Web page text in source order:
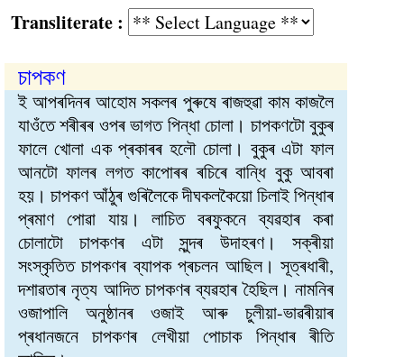
:
চাপকণ
ই আপৰদিনৰ আহোম সকলৰ পুৰুষে ৰাজহুৱা কাম কাজলৈ
যাওঁতে শৰীৰৰ ওপৰ ভাগত পিন্ধা চোলা। চাপকণটো বুকুৰ
ফালে খোলা এক প্ৰকাৰৰ হলৌ চোলা। বুকুৰ এটা ফাল
আনটো ফালৰ লগত কাপোৰৰ ৰচিৰে বান্ধি বুকু আবৰা
হয়। চাপকণ আঁঠুৰ গুৰিলৈকে দীঘকলকৈয়ো চিলাই পিন্ধাৰ
প্ৰমাণ পোৱা যায়। লাচিত বৰফুকনে ব্যৱহাৰ কৰা
চোলাটো চাপকণৰ এটা সুন্দৰ উদাহৰণ। সক্ৰীয়া
সংস্কৃতিত চাপকণৰ ব্যাপক প্ৰচলন আছিল। সূত্ৰধাৰী,
দশাৱতাৰ নৃত্য আদিত চাপকণৰ ব্যৱহাৰ হৈছিল। নামনিৰ
ওজাপালি অনুষ্ঠানৰ ওজাই আৰু চুলীয়া-ভাৱৰীয়াৰ
প্ৰধানজনে চাপকণৰ লেখীয়া পোচাক পিন্ধাৰ ৰীতি